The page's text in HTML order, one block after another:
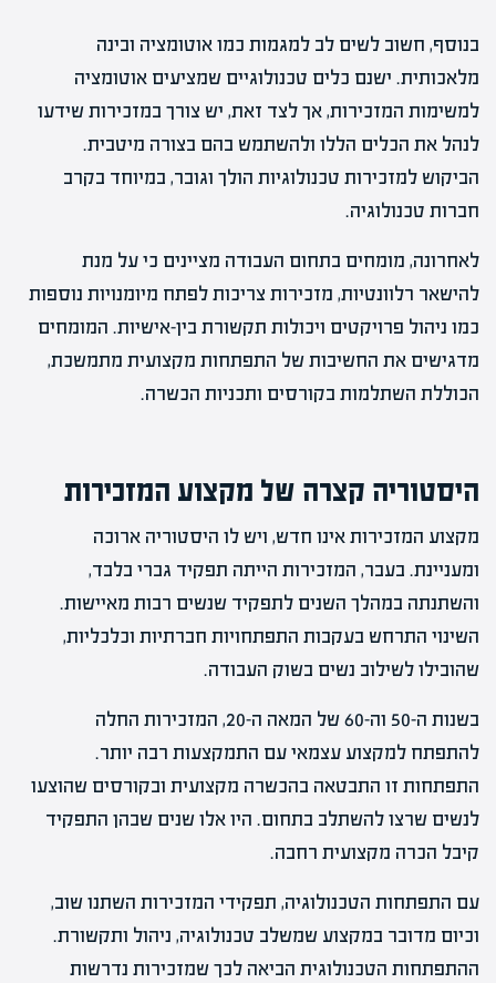
בנוסף, חשוב לשים לב למגמות כמו אוטומציה ובינה
מלאכותית. ישנם כלים טכנולוגיים שמציעים אוטומציה
למשימות המזכירות, אך לצד זאת, יש צורך במזכירות שידעו
לנהל את הכלים הללו ולהשתמש בהם בצורה מיטבית.
הביקוש למזכירות טכנולוגיות הולך וגובר, במיוחד בקרב
חברות טכנולוגיה.
לאחרונה, מומחים בתחום העבודה מציינים כי על מנת
להישאר רלוונטיות, מזכירות צריכות לפתח מיומנויות נוספות
כמו ניהול פרויקטים ויכולות תקשורת בין-אישיות. המומחים
מדגישים את החשיבות של התפתחות מקצועית מתמשכת,
הכוללת השתלמות בקורסים ותכניות הכשרה.
היסטוריה קצרה של מקצוע המזכירות
מקצוע המזכירות אינו חדש, ויש לו היסטוריה ארוכה
ומעניינת. בעבר, המזכירות הייתה תפקיד גברי בלבד,
והשתנתה במהלך השנים לתפקיד שנשים רבות מאיישות.
השינוי התרחש בעקבות התפתחויות חברתיות וכלכליות,
שהובילו לשילוב נשים בשוק העבודה.
בשנות ה-50 וה-60 של המאה ה-20, המזכירות החלה
להתפתח למקצוע עצמאי עם התמקצעות רבה יותר.
התפתחות זו התבטאה בהכשרה מקצועית ובקורסים שהוצעו
לנשים שרצו להשתלב בתחום. היו אלו שנים שבהן התפקיד
קיבל הכרה מקצועית רחבה.
עם התפתחות הטכנולוגיה, תפקידי המזכירות השתנו שוב,
וכיום מדובר במקצוע שמשלב טכנולוגיה, ניהול ותקשורת.
ההתפתחות הטכנולוגית הביאה לכך שמזכירות נדרשות